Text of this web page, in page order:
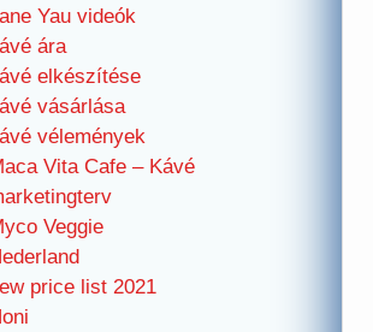
Yau videók
ára
elkészítése
vásárlása
vélemények
Vita Cafe – Kávé
Veggie
price list 2021